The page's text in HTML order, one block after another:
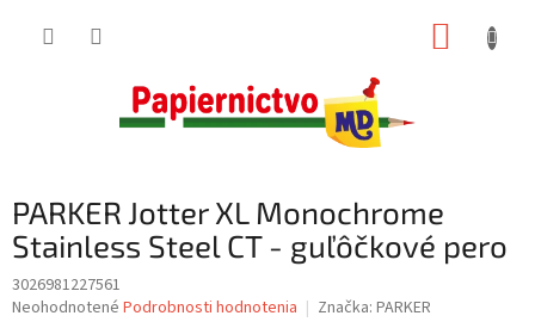
PARKER Jotter XL Monochrome
Stainless Steel CT - guľôčkové pero
3026981227561
Priemerné
Neohodnotené Podrobnosti hodnotenia Značka: PARKER